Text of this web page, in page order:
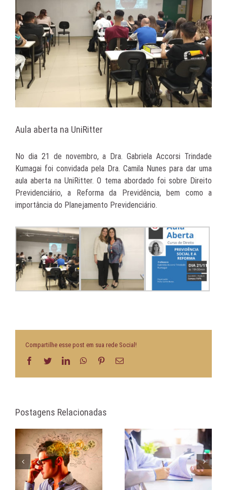
Aula aberta na UniRitter
No dia 21 de novembro, a Dra. Gabriela Accorsi Trindade
Kumagai foi convidada pela Dra. Camila Nunes para dar uma
aula aberta na UniRitter. O tema abordado foi sobre Direito
Previdenciário, a Reforma da Previdência, bem como a
importância do Planejamento Previdenciário.
Compartilhe esse post em sua rede Social!
Facebook
TwitterLinkedInWhatsApp
Pinterest
E-
Postagens Relacionadas
Isenção de carência |
Doenças e afecções
Comunicação assertiva
na negociação